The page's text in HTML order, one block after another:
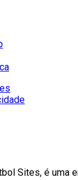
Sites, é uma